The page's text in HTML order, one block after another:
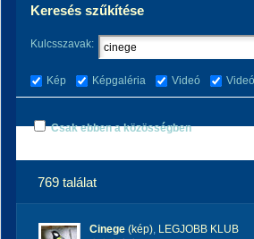
Keresés szűkítése
Kulcsszavak:
Kép Képgaléria Videó
Csak ebben a közösségben
769 találat
Cinege (kép), LEGJOBB KLUB